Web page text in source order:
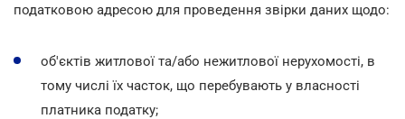
податковою адресою для проведення звірки даних щодо:
об'єктів житлової та/або нежитлової нерухомості, в
тому числі їх часток, що перебувають у власності
платника податку;